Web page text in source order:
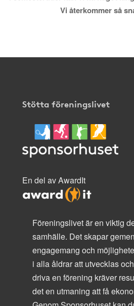
Vi återkommer så
Stötta föreningslivet
En del av AwardIt
Föreningslivet är en viktig
samhälle. Det skapar
engagemang och
i alla åldrar att utvecklas
driva en förening kräver
det en utmaning att få